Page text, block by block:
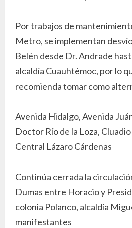
Por trabajos de
Metro, se implementan
Belén desde Dr. Andrade
alcaldía Cuauhtémoc, por lo
recomienda tomar como
Avenida Hidalgo, Avenida
Doctor Río de la Loza,
Central Lázaro Cárdenas
Continúa cerrada la
Dumas entre Horacio y
colonia Polanco, alcaldía
manifestantes